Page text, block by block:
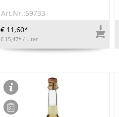
Art.Nr.:59733
€ 11,60*
€ 15,47* / Liter